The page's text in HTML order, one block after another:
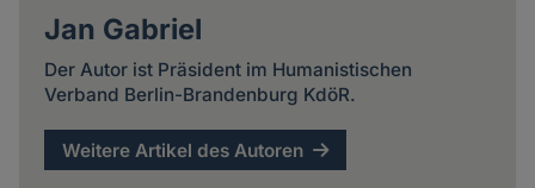
Jan Gabriel
Der Autor ist Präsident im Humanistischen
Verband Berlin-Brandenburg KdöR.
Weitere Artikel des Autoren